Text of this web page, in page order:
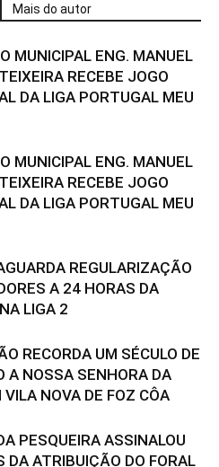
Mais do autor
MUNICIPAL ENG. MANUEL
RECEBE JOGO
DA LIGA PORTUGAL MEU
MUNICIPAL ENG. MANUEL
RECEBE JOGO
DA LIGA PORTUGAL MEU
REGULARIZAÇÃO
A 24 HORAS DA
LIGA 2
RECORDA UM SÉCULO DE
A NOSSA SENHORA DA
VILA NOVA DE FOZ CÔA
PESQUEIRA ASSINALOU
DA ATRIBUIÇÃO DO FORAL